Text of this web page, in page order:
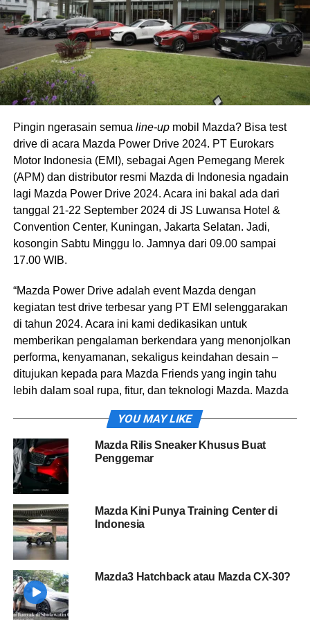
Pingin ngerasain semua line-upmobil Mazda? Bisa test
drive di acara Mazda Power Drive 2024. PT Eurokars
Motor Indonesia (EMI), sebagai Agen Pemegang Merek
(APM) dan distributor resmi Mazda di Indonesia ngadain
lagi Mazda Power Drive 2024. Acara ini bakal ada dari
tanggal 21-22 September 2024 di JS Luwansa Hotel &
Convention Center, Kuningan, Jakarta Selatan. Jadi,
kosongin Sabtu Minggu lo. Jamnya dari 09.00 sampai
17.00 WIB.
“Mazda Power Drive adalah event Mazda dengan
kegiatan test drive terbesar yang PT EMI selenggarakan
di tahun 2024. Acara ini kami dedikasikan untuk
memberikan pengalaman berkendara yang menonjolkan
performa, kenyamanan, sekaligus keindahan desain –
ditujukan kepada para Mazda Friends yang ingin tahu
lebih dalam soal rupa, fitur, dan teknologi Mazda. Mazda
mengeksplorasi hampir seluruh line-up kami, bahkan
mencoba mengendarainya.” kata Ricky Thio, Chief
Operating Officer PT EMI.
Unit Test Drive Mazda dikit nih pasti?
YOU MAY LIKE
Mazda Rilis Sneaker Khusus Buat
Penggemar
Mazda Kini Punya Training Center di
Indonesia
Mazda3 Hatchback atau Mazda CX-30?